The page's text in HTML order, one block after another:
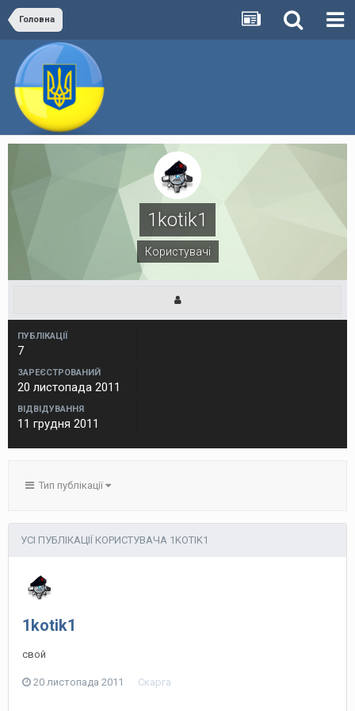
Головна
1kotik1
Користувачі
ПУБЛІКАЦІЇ
7
ЗАРЕЄСТРОВАНИЙ
20 листопада 2011
ВІДВІДУВАННЯ
11 грудня 2011
Тип публікації
УСІ ПУБЛІКАЦІЇ КОРИСТУВАЧА 1KOTIK1
1kotik1
свой
20 листопада 2011 Скарга